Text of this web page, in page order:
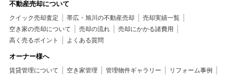
不動産売却について
クイック売却査定 帯広・旭川の不動産売却
売却実績一覧
空き家の売却について
売却の流れ
売却にかかる諸費用
高く売るポイント
よくある質問
オーナー様へ
賃貸管理について 空き家管理 管理物件ギャラリー
リフォーム事例